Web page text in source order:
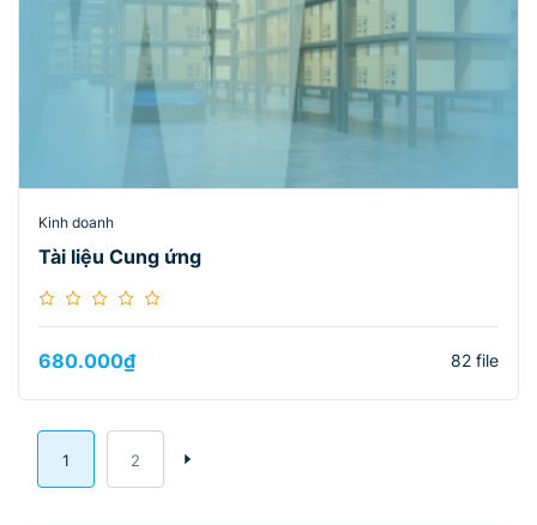
Kinh doanh
Tài liệu Cung ứng
680.000₫ 82 file
1 2